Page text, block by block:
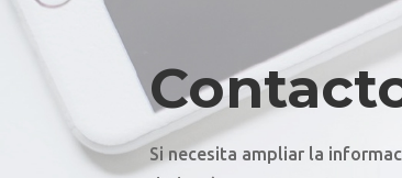
Si necesita ampliar la